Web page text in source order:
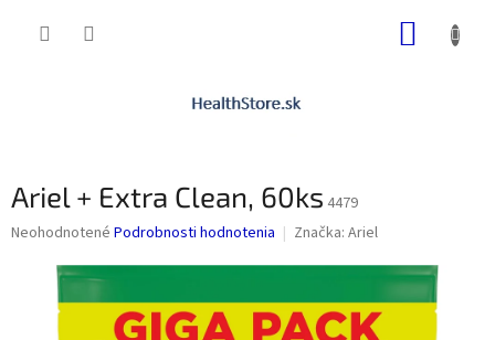
Ariel + Extra Clean, 60ks 4479
Priemerné
produktu
Neohodnotené Podrobnosti hodnotenia Značka: Ariel